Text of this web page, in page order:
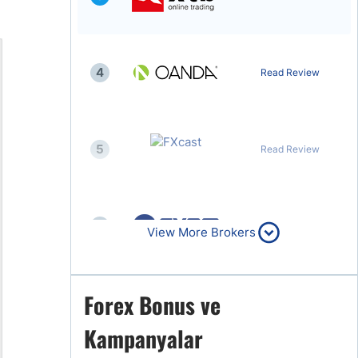
4 Read Review
5 Read Review
Read Review
7
View More Brokers
Forex Bonus ve
Kampanyalar